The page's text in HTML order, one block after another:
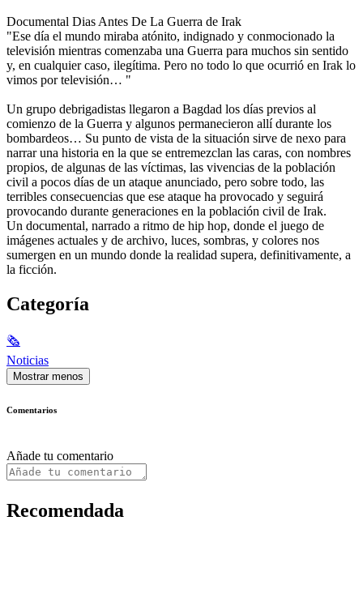
Documental Dias Antes De La Guerra de Irak
"Ese día el mundo miraba atónito, indignado y conmocionado la
televisión mientras comenzaba una Guerra para muchos sin sentido
y, en cualquier caso, ilegítima. Pero no todo lo que ocurrió en Irak lo
vimos por televisión… "
Un grupo debrigadistas llegaron a Bagdad los días previos al
comienzo de la Guerra y algunos permanecieron allí durante los
bombardeos… Su punto de vista de la situación sirve de nexo para
narrar una historia en la que se entremezclan las caras, con nombres
propios, de algunas de las víctimas, las vivencias de la población
civil a pocos días de un ataque anunciado, pero sobre todo, las
terribles consecuencias que ese ataque ha provocado y seguirá
provocando durante generaciones en la población civil de Irak.
Un documental, narrado a ritmo de hip hop, donde el juego de
imágenes actuales y de archivo, luces, sombras, y colores nos
sumergen en un mundo donde la realidad supera, definitivamente, a
la ficción.
Categoría
🗞
Noticias
Mostrar menos
Comentarios
Añade tu comentario
Recomendada